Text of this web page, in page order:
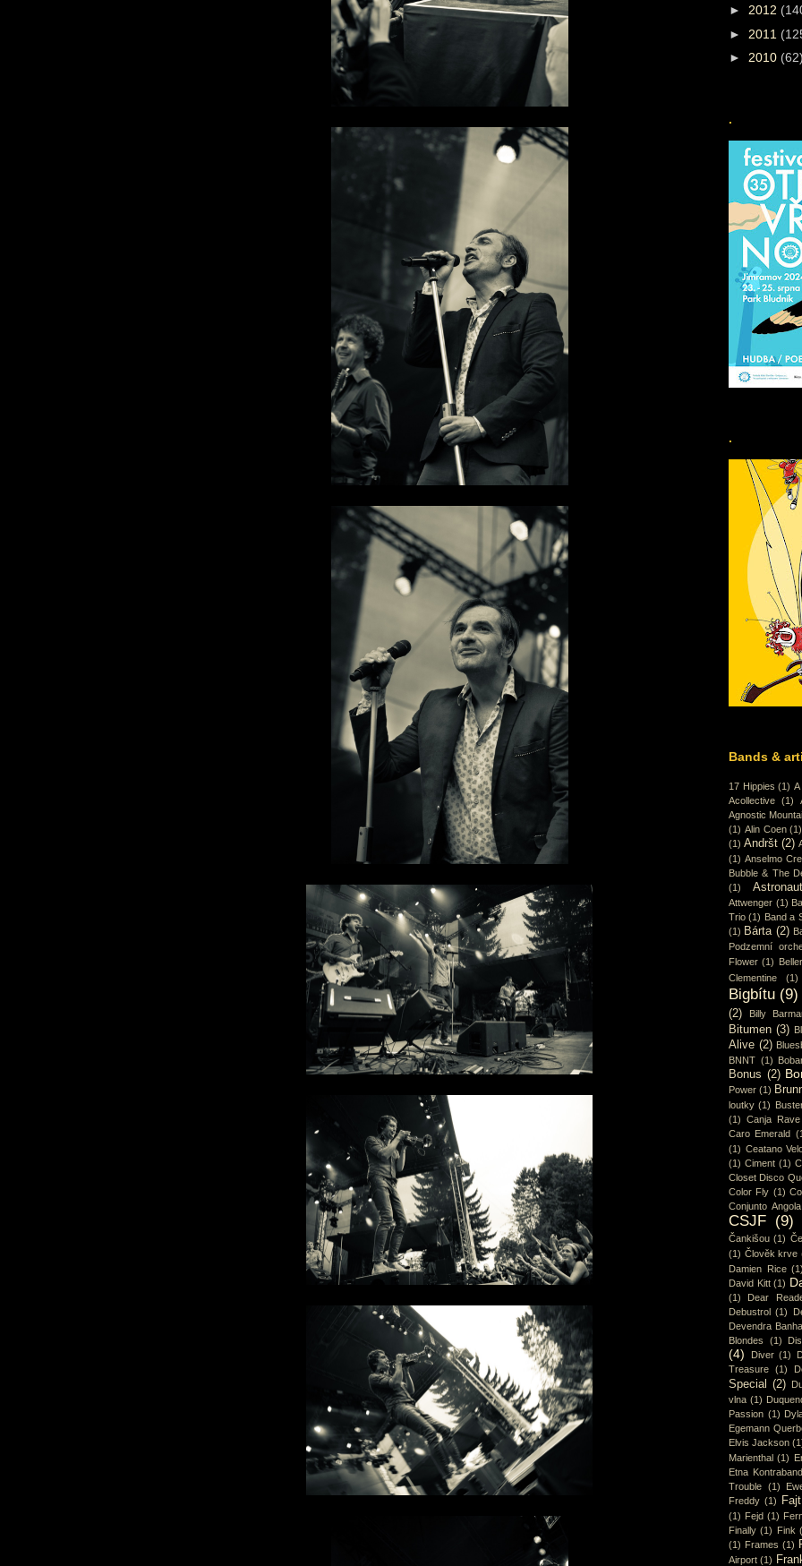
► 2012
► 2011
► 2010
.
.
Bands &
17 Hippies (1) A
Acollective (1)
Agnostic
(1) Alin Coen (1)
(1) Andršt (2)
(1) Anselmo
Bubble & The
(1)
Attwenger (1)
Trio (1) Band a
(1) Bárta (2)
Podzemní
Flower (1)
Clementine
(1)
Bigbítu (9)
(2) Billy
Bitumen (3)
Alive (2)
BNNT (1)
Bonus (2)
Power (1)
loutky (1)
(1) Canja Rave
Caro Emerald
(1) Ceatano
(1) Ciment (1)
Closet Disco
Color Fly (1)
Conjunto Angola
CSJF (9)
Čankišou (1)
(1) Člověk krve
Damien Rice
David Kitt (1)
(1)
Dear
Debustrol
(1)
Devendra
Blondes
(1)
(4) Diver (1)
Treasure (1)
Special (2)
vlna (1)
Passion (1)
Egemann
Elvis Jackson
Marienthal (1)
Etna
Trouble (1)
Freddy (1) Fajt
(1) Fejd (1)
Finally (1) Fink
(1) Frames (1)
Airport (1)